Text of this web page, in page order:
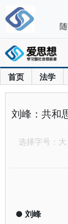
首页 法学
刘峰：共和
选择字号： 大
● 刘峰